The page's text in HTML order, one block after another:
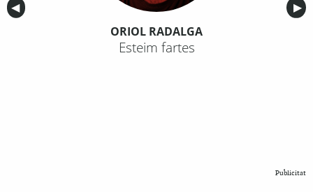
Anterior
◀︎ ▶︎
ORIOL RADALGA
Esteim fartes
Publicitat